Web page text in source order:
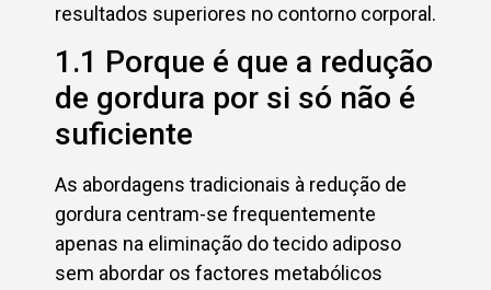
resultados superiores no contorno corporal.
1.1 Porque é que a redução
de gordura por si só não é
suficiente
As abordagens tradicionais à redução de
gordura centram-se frequentemente
apenas na eliminação do tecido adiposo
sem abordar os factores metabólicos